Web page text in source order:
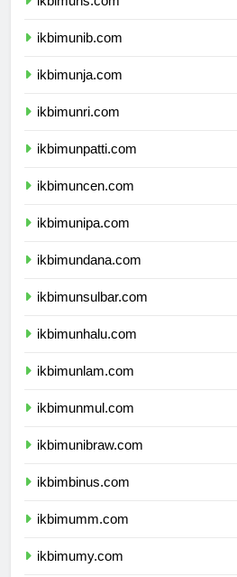
ikbimunib.com
ikbimunja.com
ikbimunri.com
ikbimunpatti.com
ikbimuncen.com
ikbimunipa.com
ikbimundana.com
ikbimunsulbar.com
ikbimunhalu.com
ikbimunlam.com
ikbimunmul.com
ikbimunibraw.com
ikbimbinus.com
ikbimumm.com
ikbimumy.com